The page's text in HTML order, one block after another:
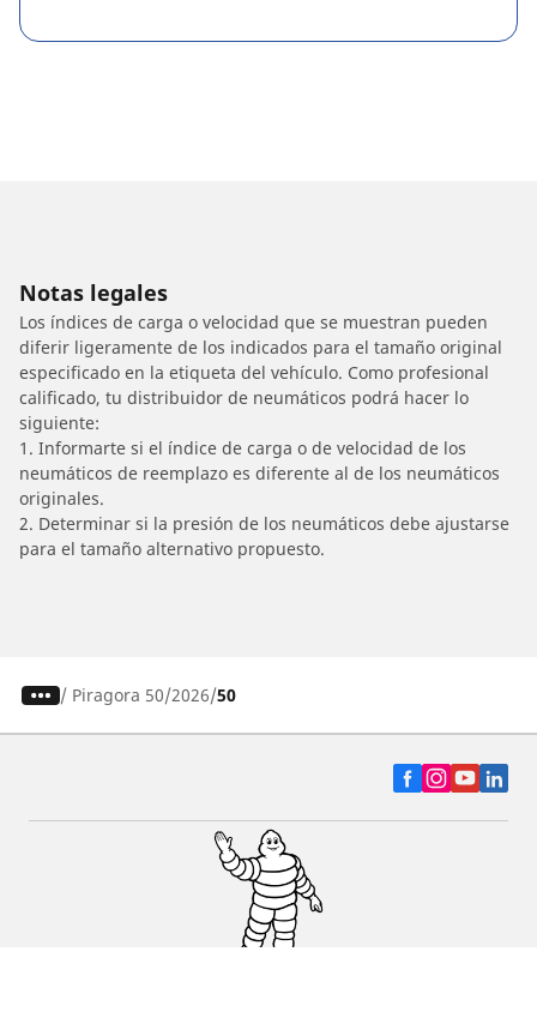
Notas legales
Los índices de carga o velocidad que se muestran pueden
diferir ligeramente de los indicados para el tamaño original
especificado en la etiqueta del vehículo. Como profesional
calificado, tu distribuidor de neumáticos podrá hacer lo
siguiente:
1. Informarte si el índice de carga o de velocidad de los
neumáticos de reemplazo es diferente al de los neumáticos
originales.
2. Determinar si la presión de los neumáticos debe ajustarse
para el tamaño alternativo propuesto.
/ Piragora 50 2026 50